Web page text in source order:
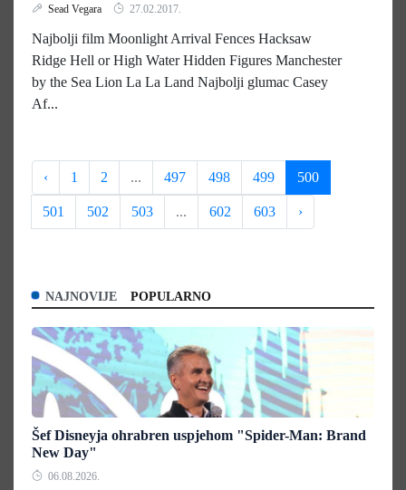
Sead Vegara 27.02.2017.
Najbolji film Moonlight Arrival Fences Hacksaw
Ridge Hell or High Water Hidden Figures Manchester
by the Sea Lion La La Land Najbolji glumac Casey
Af...
‹ 1 2 ... 497 498 499 500
501 502 503 ... 602 603 ›
NAJNOVIJE POPULARNO
Šef Disneyja ohrabren uspjehom "Spider-Man: Brand
New Day"
06.08.2026.